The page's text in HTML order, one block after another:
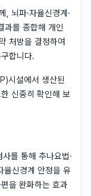
, 뇌파·자율신경계·
과를 종합해 개인
처방을 결정하여
합니다.
시설에서 생산된
신중히 확인해 보
를 통해 추나요법·
율신경계 안정을 유
을 완화하는 효과